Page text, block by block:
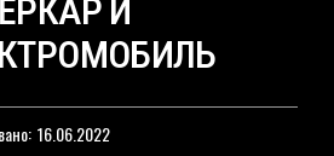
И
16.06.2022